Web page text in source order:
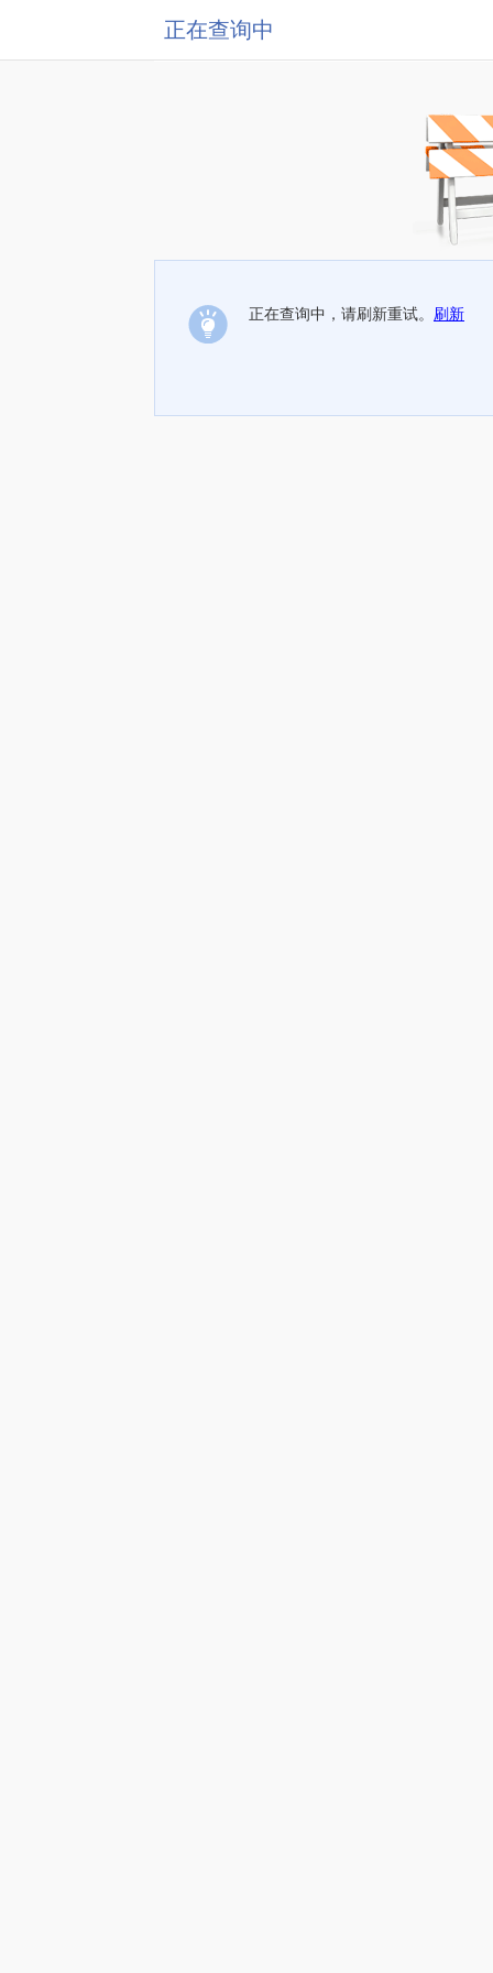
正在查询中
正在查询中，请刷新重试。 刷新